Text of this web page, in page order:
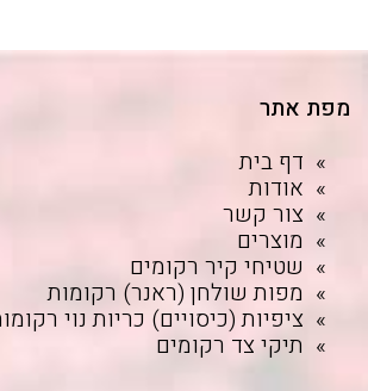
מפת אתר
דף בית
אודות
צור קשר
מוצרים
שטיחי קיר רקומים
מפות שולחן (ראנר) רקומות
ציפיות (כיסויים) כריות נוי
תיקי צד רקומים